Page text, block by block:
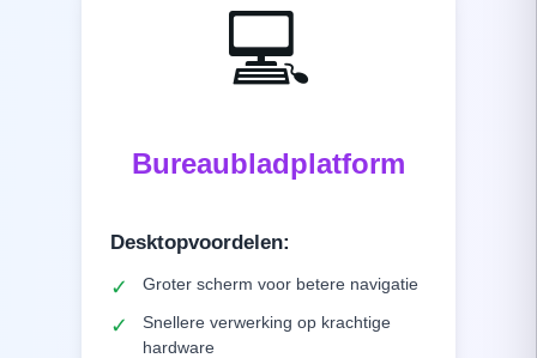
💻
Bureaubladplatform
Desktopvoordelen:
✓ Groter scherm voor betere navigatie
✓
Snellere verwerking op krachtige
hardware